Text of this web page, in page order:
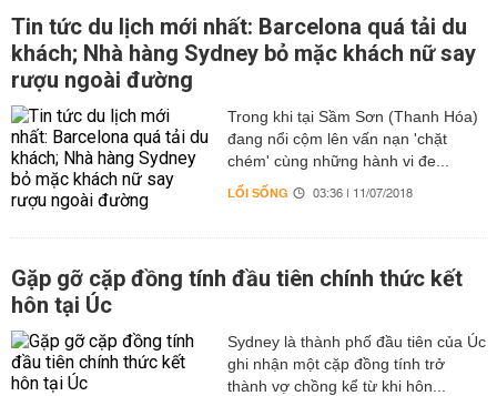
Tin tức du lịch mới nhất: Barcelona quá tải du
khách; Nhà hàng Sydney bỏ mặc khách nữ say
rượu ngoài đường
Trong khi tại Sầm Sơn (Thanh Hóa)
đang nổi cộm lên vấn nạn 'chặt
chém' cùng những hành vi đe...
LỐI SỐNG 03:36 | 11/07/2018
Gặp gỡ cặp đồng tính đầu tiên chính thức kết
hôn tại Úc
Sydney là thành phố đầu tiên của Úc
ghi nhận một cặp đồng tính trở
thành vợ chồng kể từ khi hôn...